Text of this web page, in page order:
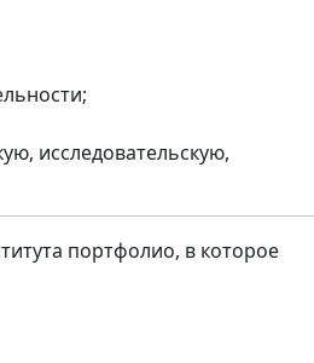
исследовательскую,
портфолио, в которое